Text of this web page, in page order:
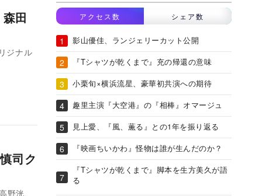
田
ジナル
司ク
洸、
アクセス数 シェア数
影山優佳、ランジェリーカット公開
『Tシャツが乾くまで』充の帰還の意味
小栗旬×横浜流星、豪華初共演への期待
趣里主演『大空港』の『相棒』オマージュ
見上愛、『風、薫る』との1年を振り返る
『映画ちいかわ』怪物は誰が生んだのか？
『Tシャツが乾くまで』脚本を生方美久が語
る